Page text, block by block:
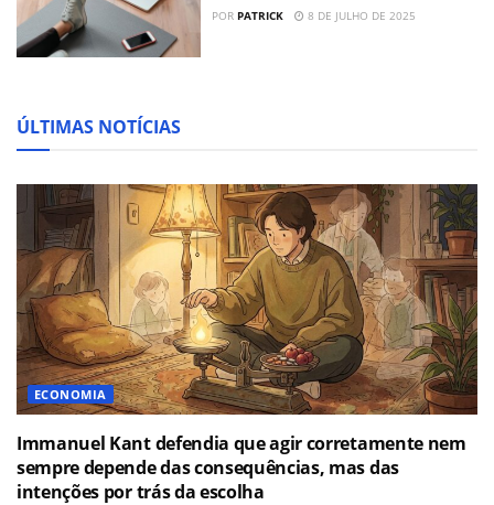
POR PATRICK 8 DE JULHO DE 2025
ÚLTIMAS NOTÍCIAS
ECONOMIA
Immanuel Kant defendia que agir corretamente nem
sempre depende das consequências, mas das
intenções por trás da escolha